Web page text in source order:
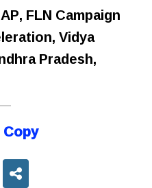
FLN Campaign
Vidya
Pradesh,